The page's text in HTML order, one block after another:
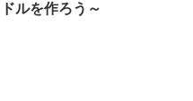
ドルを作ろう～